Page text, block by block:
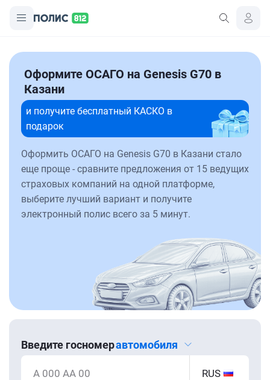
Оформите ОСАГО на Genesis G70 в
Казани
и получите бесплатный КАСКО в
подарок
Оформить ОСАГО на Genesis G70 в Казани стало
еще проще - сравните предложения от 15 ведущих
страховых компаний на одной платформе,
выберите лучший вариант и получите
электронный полис всего за 5 минут.
Введите госномеравтомобиля
А 000 АА 00 RUS